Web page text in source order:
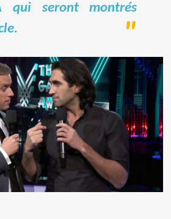
qui seront montrés